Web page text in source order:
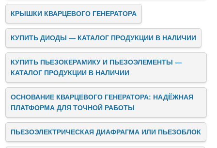
КРЫШКИ КВАРЦЕВОГО ГЕНЕРАТОРА
КУПИТЬ ДИОДЫ — КАТАЛОГ ПРОДУКЦИИ В НАЛИЧИИ
КУПИТЬ ПЬЕЗОКЕРАМИКУ И ПЬЕЗОЭЛЕМЕНТЫ —
КАТАЛОГ ПРОДУКЦИИ В НАЛИЧИИ
ОСНОВАНИЕ КВАРЦЕВОГО ГЕНЕРАТОРА: НАДЁЖНАЯ
ПЛАТФОРМА ДЛЯ ТОЧНОЙ РАБОТЫ
ПЬЕЗОЭЛЕКТРИЧЕСКАЯ ДИАФРАГМА ИЛИ ПЬЕЗОБЛОК